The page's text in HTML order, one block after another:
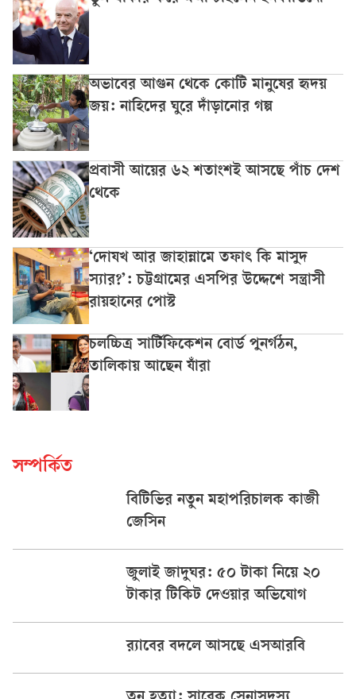
অভাবের আগুন থেকে কোটি মানুষের হৃদয়
জয়: নাহিদের ঘুরে দাঁড়ানোর গল্প
প্রবাসী আয়ের ৬২ শতাংশই আসছে পাঁচ দেশ
থেকে
‘দোযখ আর জাহান্নামে তফাৎ কি মাসুদ
স্যার?’: চট্টগ্রামের এসপির উদ্দেশে সন্ত্রাসী
রায়হানের পোস্ট
চলচ্চিত্র সার্টিফিকেশন বোর্ড পুনর্গঠন,
তালিকায় আছেন যাঁরা
সম্পর্কিত
বিটিভির নতুন মহাপরিচালক কাজী
জেসিন
জুলাই জাদুঘর: ৫০ টাকা নিয়ে ২০
টাকার টিকিট দেওয়ার অভিযোগ
র‍্যাবের বদলে আসছে এসআরবি